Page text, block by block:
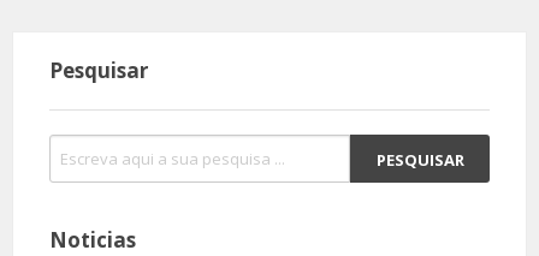
Pesquisar
Noticias